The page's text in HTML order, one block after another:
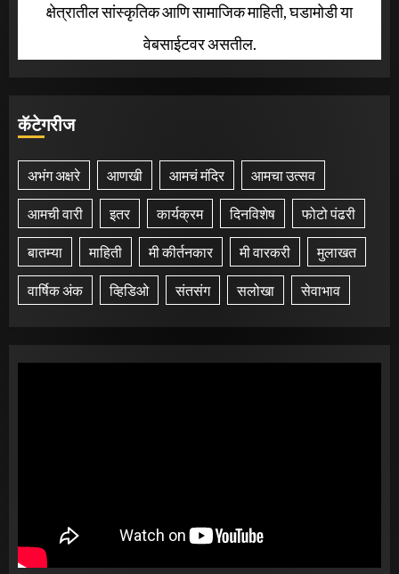
क्षेत्रातील सांस्कृतिक आणि सामाजिक माहिती, घडामोडी या
वेबसाईटवर असतील.
कॅटेगरीज
अभंग अक्षरे आणखी आमचं मंदिर आमचा उत्सव
आमची वारी इतर कार्यक्रम दिनविशेष फोटो पंढरी
बातम्या माहिती मी कीर्तनकार मी वारकरी मुलाखत
वार्षिक अंक व्हिडिओ संतसंग सलोखा सेवाभाव